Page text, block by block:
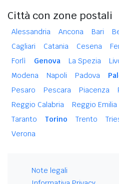
Città con zone postali
Alessandria Ancona Bari
Cagliari
Catania Cesena
Forlì
Genova La Spezia
Modena
Napoli Padova
Pesaro
Pescara Piacenza
Reggio Calabria
Reggio Emilia
Taranto
Torino Trento
Verona
Note legali